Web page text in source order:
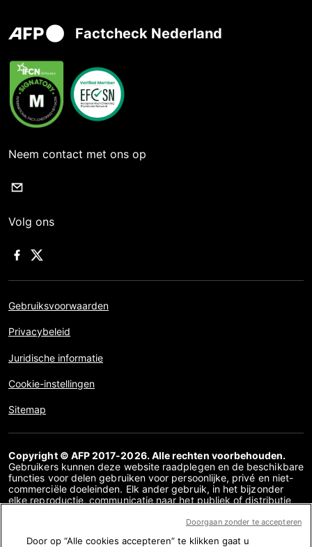
Factcheck Nederland
Neem contact met ons op
Volg ons
Gebruiksvoorwaarden
Privacybeleid
Juridische informatie
Cookie-instellingen
Sitemap
Copyright © AFP 2017-2026. Alle rechten voorbehouden.
Gebruikers kunnen deze website raadplegen en de beschikbare
functies voor delen gebruiken voor persoonlijke, privé en niet-
commerciële doeleinden. Elk ander gebruik, in het bijzonder
elke reproductie, communicatie naar het publiek of distributie
enig ander doel en/of op enige andere manier, zonder dat een
is streng verboden. De inhoud die wordt afgebeeld of
Door op “Alle cookies accepteren” te klikken gaat u
Doorgaan zonder te accepteren